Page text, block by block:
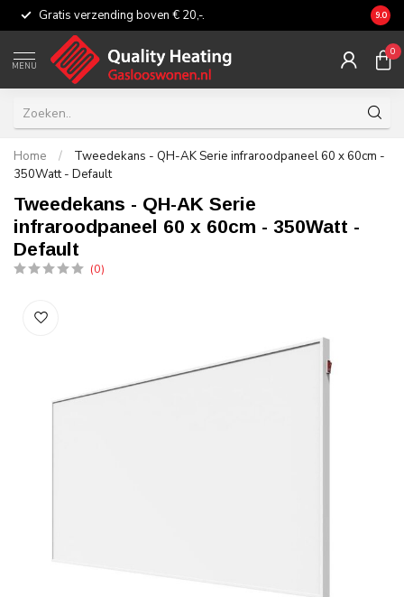
Gratis verzending boven € 20,-. 9.0
MENU
0
Home /
Tweedekans - QH-AK Serie infraroodpaneel 60 x 60cm -
350Watt - Default
Tweedekans - QH-AK Serie
infraroodpaneel 60 x 60cm - 350Watt -
Default
(0)